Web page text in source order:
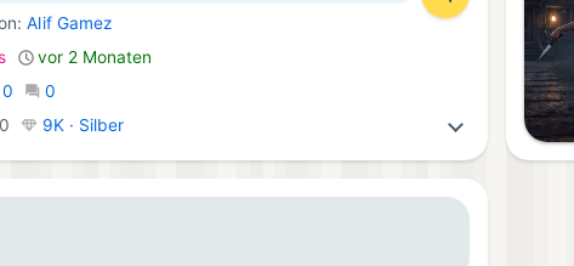
Alif Gamez
vor 2 Monaten
0
0
0 9K · Silber